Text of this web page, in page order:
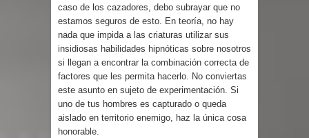
caso de los cazadores, debo subrayar que no
estamos seguros de esto. En teoría, no hay
nada que impida a las criaturas utilizar sus
insidiosas habilidades hipnóticas sobre nosotros
si llegan a encontrar la combinación correcta de
factores que les permita hacerlo. No conviertas
este asunto en sujeto de experimentación. Si
uno de tus hombres es capturado o queda
aislado en territorio enemigo, haz la única cosa
honorable.